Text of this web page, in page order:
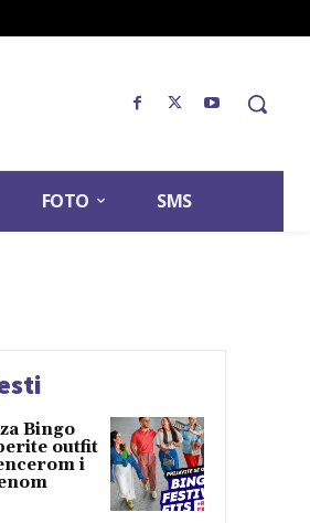
FOTO SMS
Bingo
outfit
i